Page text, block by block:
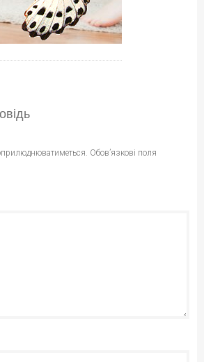
Обов’язкові поля